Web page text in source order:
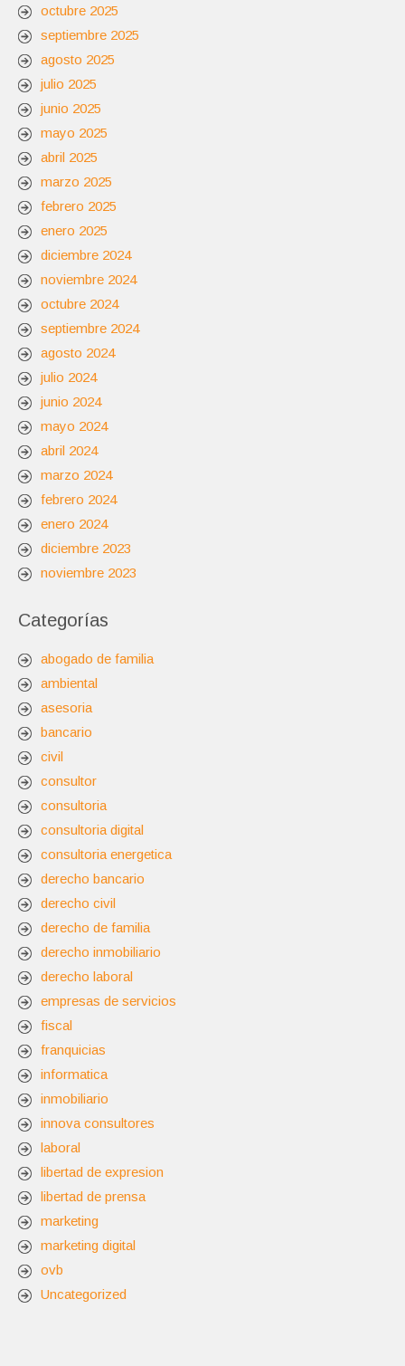
octubre 2025
septiembre 2025
agosto 2025
julio 2025
junio 2025
mayo 2025
abril 2025
marzo 2025
febrero 2025
enero 2025
diciembre 2024
noviembre 2024
octubre 2024
septiembre 2024
agosto 2024
julio 2024
junio 2024
mayo 2024
abril 2024
marzo 2024
febrero 2024
enero 2024
diciembre 2023
noviembre 2023
Categorías
abogado de familia
ambiental
asesoria
bancario
civil
consultor
consultoria
consultoria digital
consultoria energetica
derecho bancario
derecho civil
derecho de familia
derecho inmobiliario
derecho laboral
empresas de servicios
fiscal
franquicias
informatica
inmobiliario
innova consultores
laboral
libertad de expresion
libertad de prensa
marketing
marketing digital
ovb
Uncategorized